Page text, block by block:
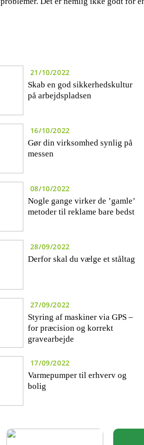
21/10/2022
Skab en god sikkerhedskultur
på arbejdspladsen
16/10/2022
Gør din virksomhed synlig på
messen
08/10/2022
Nogle gange virker de ’gamle’
metoder til reklame bare bedst
28/09/2022
Derfor skal du vælge et ståltag
27/09/2022
Styring af maskiner via GPS –
for præcision og korrekt
gravearbejde
17/09/2022
Varmepumper til erhverv og
bolig